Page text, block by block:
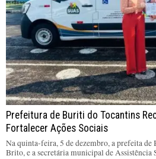
Prefeitura de Buriti do Tocantins
Fortalecer Ações Sociais
Na quinta-feira, 5 de dezembro, a prefeita
Brito, e a secretária municipal de